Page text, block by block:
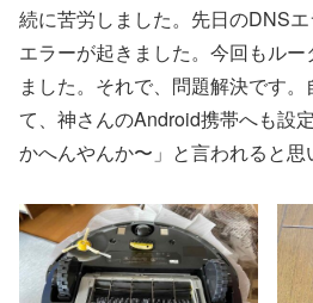
続に苦労しました。先日のDNS
エラーが起きました。今回もル
ました。それで、問題解決です
て、神さんのAndroid携帯へも設
かへんやんか〜」と言われると思